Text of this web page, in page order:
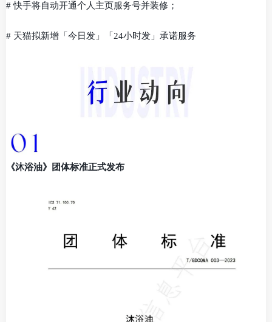
# 快手将自动开通个人主页服务号并装修；
# 天猫拟新增「今日发」「24小时发」承诺服务
《沐浴油》团体标准正式发布